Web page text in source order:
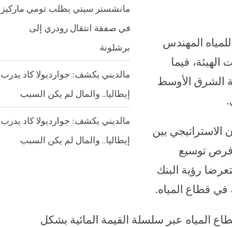
مانشستر سيتي يطلب تومي ماركيز
في صفقة انتقال رودري إلى
برشلونة
مالديني يكشف: جوارديولا كاد يدرب
إيطاليا.. والمال لم يكن السبب
مالديني يكشف: جوارديولا كاد يدرب
إيطاليا.. والمال لم يكن السبب
المهندس
الهيئة، فيما
الشرق الأوسط
بين
فرص توسيع
رؤية البنك
في قطاع المياه.
المياه عبر سلسلة القيمة المائية بشكل